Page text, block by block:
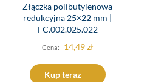
Złączka polibutylenowa
redukcyjna 25×22 mm |
FC.002.025.022
14,49zł
Kup teraz